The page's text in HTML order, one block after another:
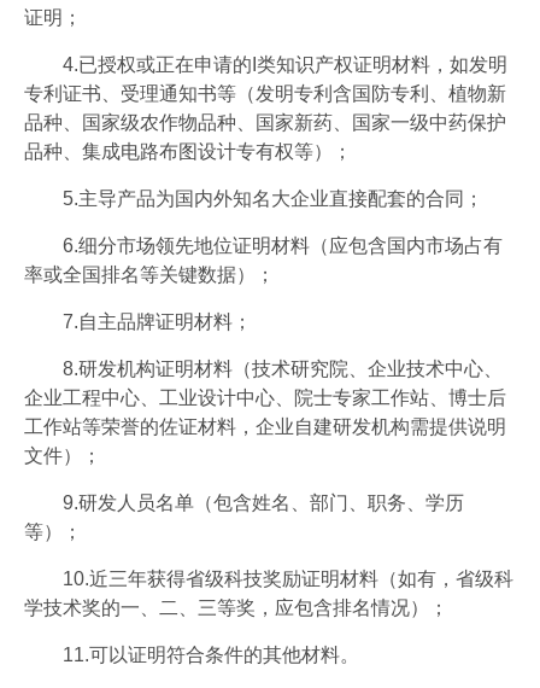
证明；
4.已授权或正在申请的I类知识产权证明材料，如发明
专利证书、受理通知书等（发明专利含国防专利、植物新
品种、国家级农作物品种、国家新药、国家一级中药保护
品种、集成电路布图设计专有权等）；
5.主导产品为国内外知名大企业直接配套的合同；
6.细分市场领先地位证明材料（应包含国内市场占有
率或全国排名等关键数据）；
7.自主品牌证明材料；
8.研发机构证明材料（技术研究院、企业技术中心、
企业工程中心、工业设计中心、院士专家工作站、博士后
工作站等荣誉的佐证材料，企业自建研发机构需提供说明
文件）；
9.研发人员名单（包含姓名、部门、职务、学历
等）；
10.近三年获得省级科技奖励证明材料（如有，省级科
学技术奖的一、二、三等奖，应包含排名情况）；
11.可以证明符合条件的其他材料。